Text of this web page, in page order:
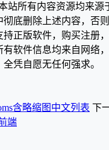
站所有内容资源均来
底删除上述内容，否
正版软件，购买注册
软件信息均来自网络
凭自愿无任何强求。
含略缩图中文列表 下
端